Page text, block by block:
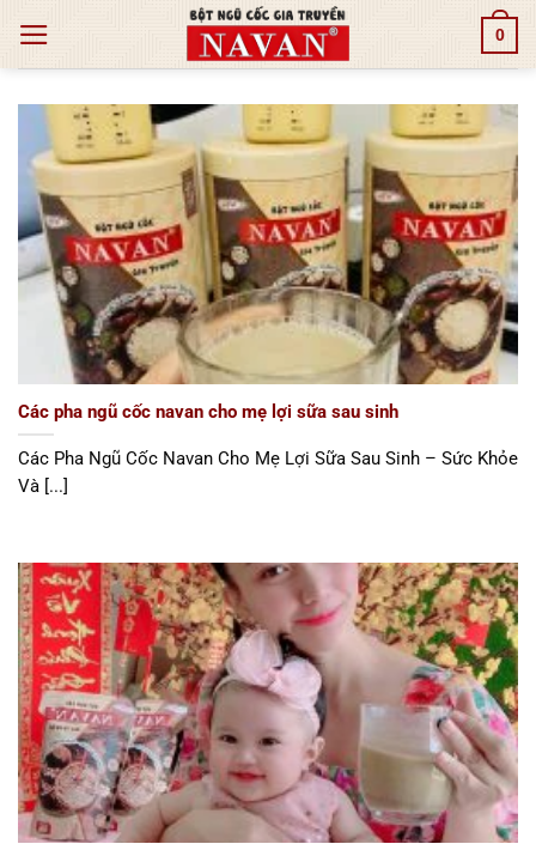
qua
dung
0
Các pha ngũ cốc navan cho mẹ lợi sữa sau sinh
Các Pha Ngũ Cốc Navan Cho Mẹ Lợi Sữa Sau Sinh – Sức Khỏe
Và [...]